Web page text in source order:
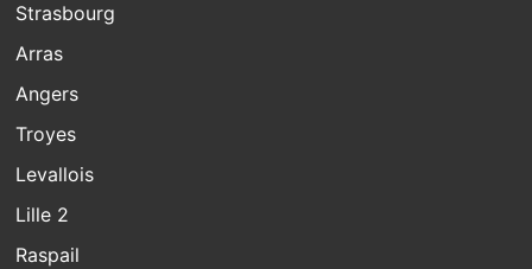
Strasbourg
Arras
Angers
Troyes
Levallois
Lille 2
Raspail